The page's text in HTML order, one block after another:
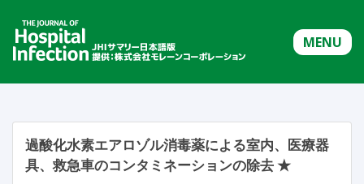
MENU
過酸化水素エアロゾル消毒薬による室内、医療器
具、救急車のコンタミネーションの除去 ★